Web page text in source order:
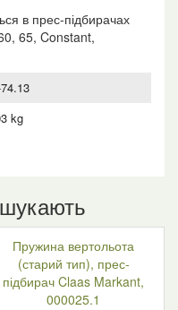
в прес-підбирачах
65, Constant,
kg
Пружина вертольота
(старий тип), прес-
підбирач Claas Markant,
000025.1